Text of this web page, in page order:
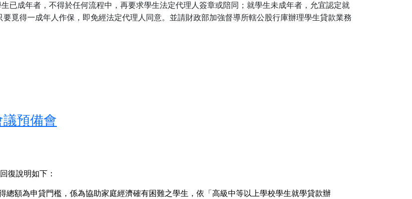
已成年者，不得於任何流程中，再要求學生法定代理人簽章或陪同；就學生未成年者，允宜認定就
覓得一成年人作保，即免經法定代理人同意。並請財政部加強督導所轄公股行庫辦理學生貸款業務
預備會
復說明如下：
總額為申貸門檻，係為協助家庭經濟確有困難之學生，依「高級中等以上學校學生就學貸款辦